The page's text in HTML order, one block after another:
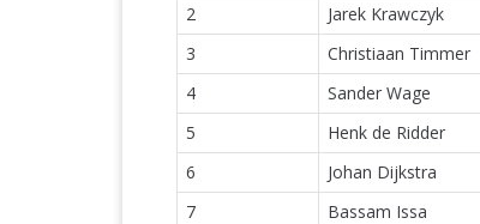
2
Jarek Krawczyk
3
Christiaan Timmer
4
Sander Wage
5
Henk de Ridder
6
Johan Dijkstra
7
Bassam Issa